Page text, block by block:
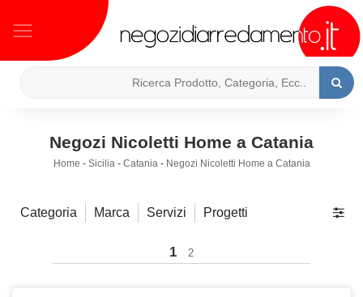
Negozi Nicoletti Home a Catania
Home - Sicilia- Catania- Negozi Nicoletti Home a Catania
Categoria Marca Servizi Progetti
1 2